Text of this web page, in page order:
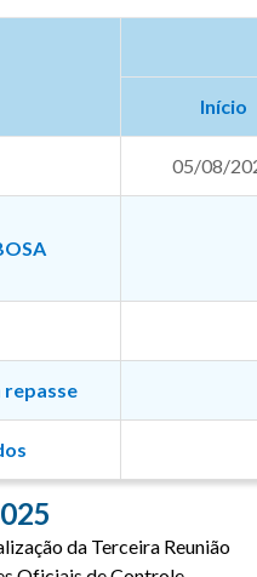
Início
05/08/
da Terceira Reunião